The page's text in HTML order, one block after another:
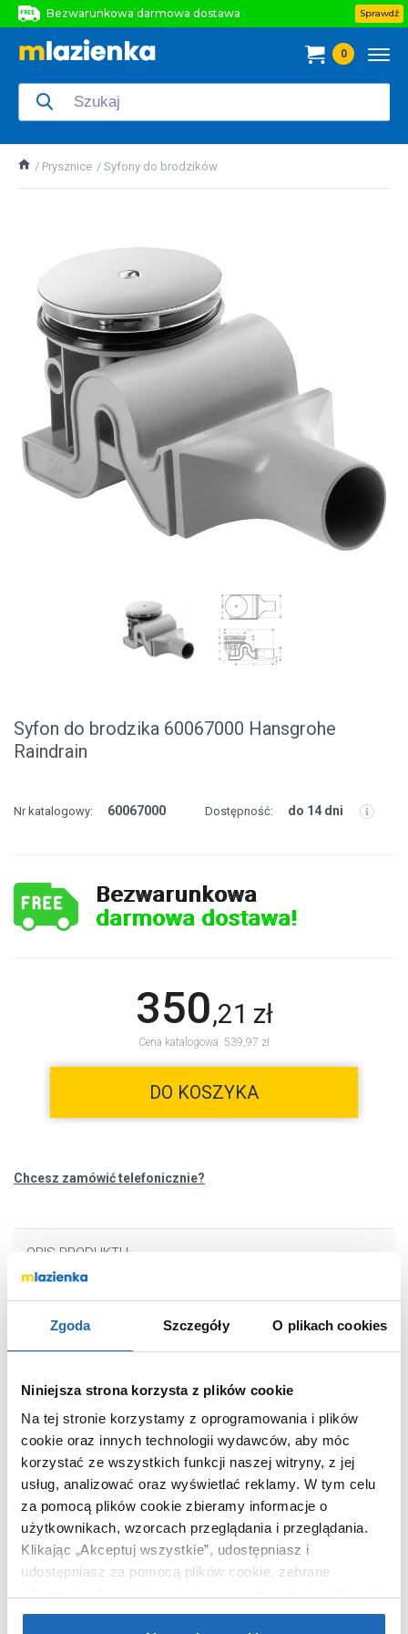
Zgoda Szczegóły O plikach cookies
Niniejsza strona korzysta z plików cookie
Na tej stronie korzystamy z oprogramowania i plików
cookie oraz innych technologii wydawców, aby móc
korzystać ze wszystkich funkcji naszej witryny, z jej
usług, analizować oraz wyświetlać reklamy. W tym celu
za pomocą plików cookie zbieramy informacje o
użytkownikach, wzorcach przeglądania i przeglądania.
Klikając „Akceptuj wszystkie”, udostępniasz i
udostępniasz za pomocą plików cookie, zebrane
partnerzy reklamowi.Jeśli chcesz, włącz „Tylko
Bezwarunkowa darmowa dostawa
Bezwarunkowa darmowa dostawa
Sprawdź
0
Prysznice Syfony do brodzików
Syfon do brodzika 60067000 Hansgrohe
Raindrain
Nr katalogowy: 60067000 Dostępność: do 14 dni
Bezwarunkowa
darmowa dostawa!
350,21 zł
Cena katalogowa: 539,97 zł
DO KOSZYKA
Chcesz zamówić telefonicznie?
OPIS PRODUKTU
Marka
Hansgrohe
Seria
Raindrain
Nr katalogowy
60067000
Kod EAN
4011097557694
Wymiary z
opakowaniem
9 x 12 x 26 cm
Waga z opakowaniem
0,66 kg
Dane producenta
Zobacz